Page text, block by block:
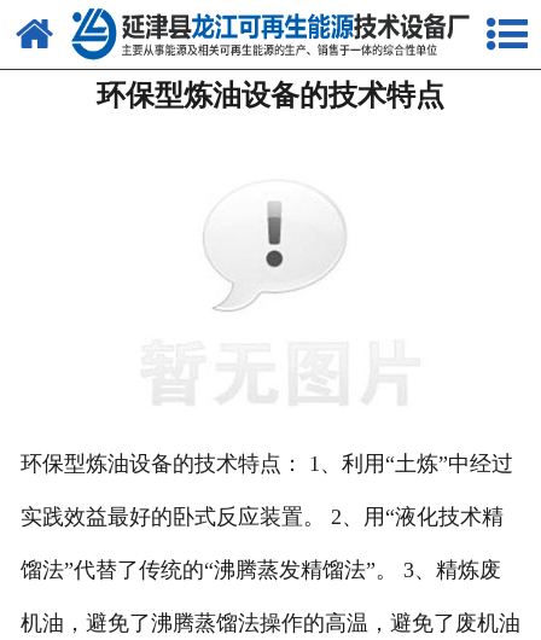
网站首页
关于我们
资质荣誉
联系我们
环保型炼油设备的技术特点
环保型炼油设备的技术特点： 1、利用“土炼”中经过
实践效益最好的卧式反应装置。 2、用“液化技术精
馏法”代替了传统的“沸腾蒸发精馏法”。 3、精炼废
机油，避免了沸腾蒸馏法操作的高温，避免了废机油